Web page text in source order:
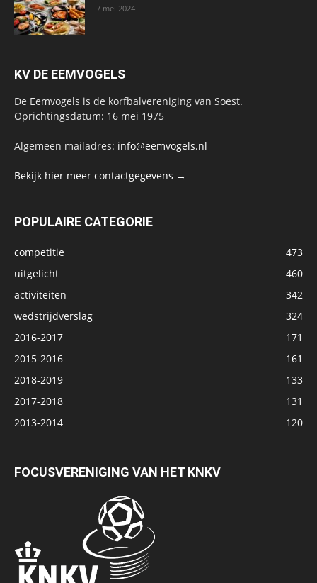
7 mei 2024
KV DE EEMVOGELS
De Eemvogels is de korfbalvereniging van Soest.
Oprichtingsdatum: 16 mei 1975
Algemeen mailadres: info@eemvogels.nl
Bekijk hier meer contactgegevens →
POPULAIRE CATEGORIE
competitie
473
uitgelicht
460
activiteiten
342
wedstrijdverslag
324
2016-2017
171
2015-2016
161
2018-2019
133
2017-2018
131
2013-2014
120
FOCUSVERENIGING VAN HET KNKV